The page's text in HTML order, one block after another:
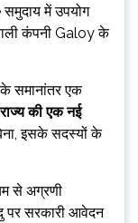
में उपयोग
कंपनी Galoy के
समानांतर एक
राज्य की एक नई
इसके सदस्यों के
से अग्रणी
पर सरकारी आवेदन